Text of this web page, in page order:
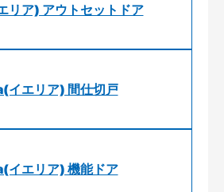
リア) アウトセットドア
イエリア) 間仕切戸
イエリア) 機能ドア